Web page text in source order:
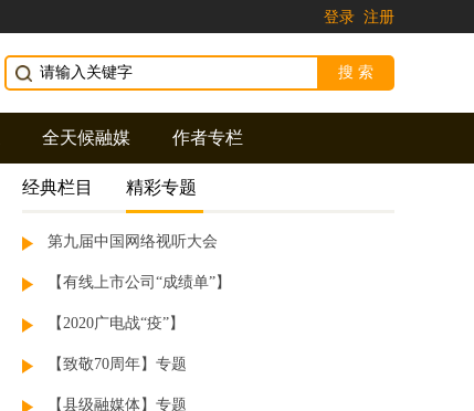
登录 注册
全天候融媒 作者专栏
经典栏目 精彩专题
第九届中国网络视听大会
【有线上市公司“成绩单”】
【2020广电战“疫”】
【致敬70周年】专题
【县级融媒体】专题